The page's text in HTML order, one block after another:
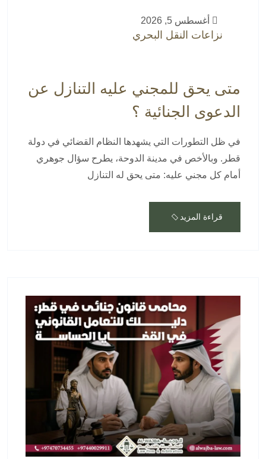
أغسطس 5, 2026
نزاعات النقل البحري
متى يحق للمجني عليه التنازل عن
الدعوى الجنائية ؟
في ظل التطورات التي يشهدها النظام القضائي في دولة
قطر. وبالأخص في مدينة الدوحة، يطرح سؤال جوهري
أمام كل مجني عليه: متى يحق له التنازل
قراءة المزيد